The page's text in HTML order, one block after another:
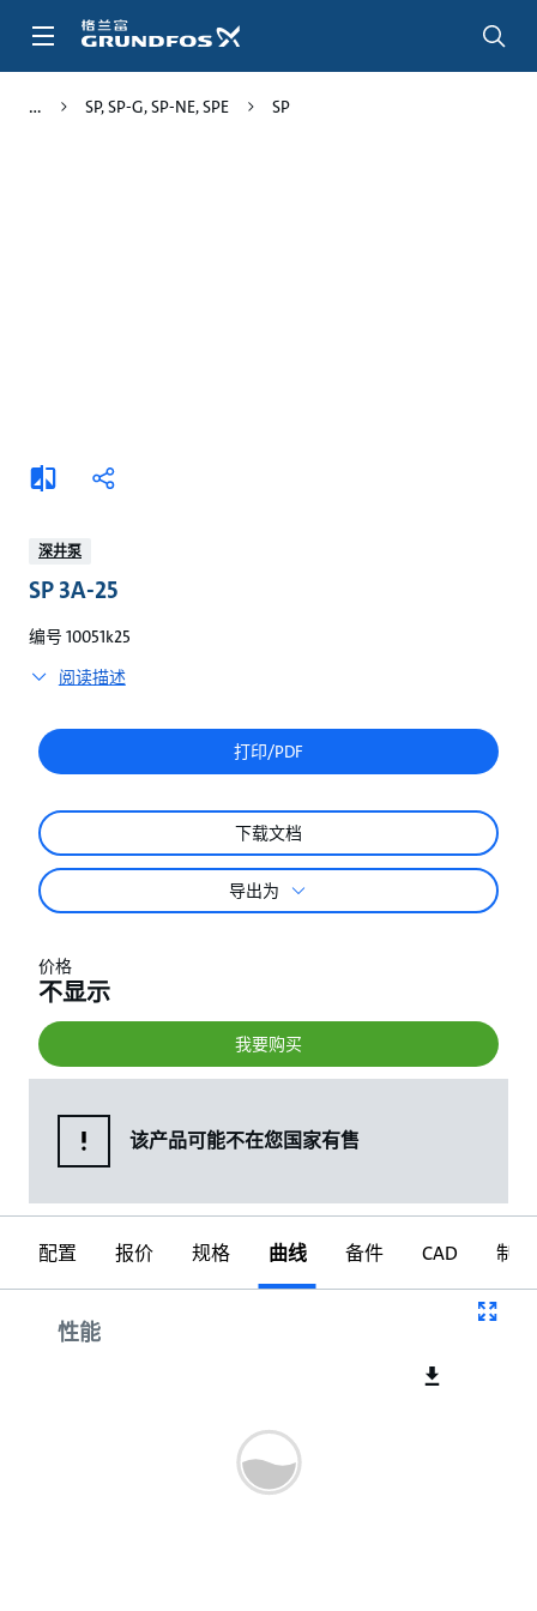
SP, SP-G, SP-NE, SPE SP
添
加
较
分
深井泵
SP 3A-25
编号 10051k25
阅读描述
打印/PDF
下载文档
导出为
价格
不显示
我要购买
该产品可能不在您国家有售
配置 报价 规格 曲线 备件 CAD 制图
性能